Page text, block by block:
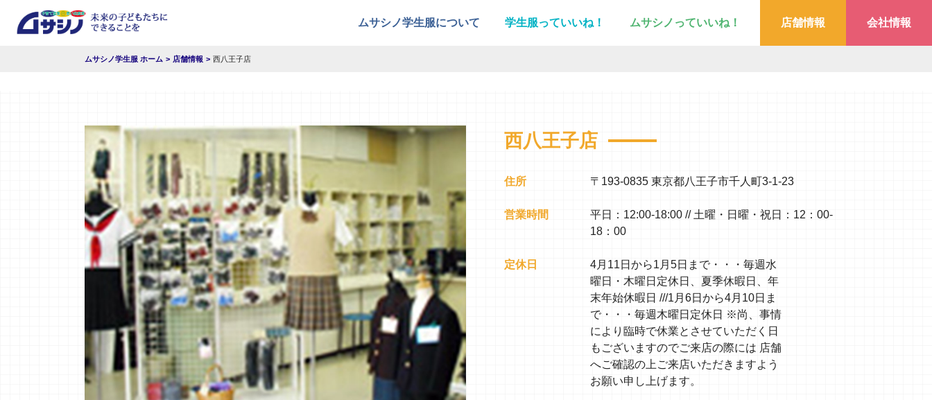
ムサシノ学生服について 学生服っていいね！ ムサシノっていいね！ 店舗情報 会社情報
ムサシノ学生服 ホーム 店舗情報 西八王子店
西八王子店
住所 〒193-0835 東京都八王子市千人町3-1-23
営業時間
平日：12:00-18:00 // 土曜・日曜・祝日：12：00-
18：00
定休日
4月11日から1月5日まで・・・毎週水
曜日・木曜日定休日、夏季休暇日、年
末年始休暇日 ///1月6日から4月10日ま
で・・・毎週木曜日定休日 ※尚、事情
により臨時で休業とさせていただく日
もございますのでご来店の際には 店舗
へご確認の上ご来店いただきますよう
お願い申し上げます。